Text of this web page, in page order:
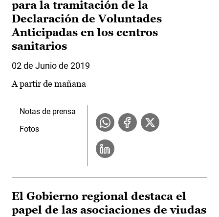
para la tramitación de la
Declaración de Voluntades
Anticipadas en los centros
sanitarios
02 de Junio de 2019
A partir de mañana
Notas de prensa
Fotos
El Gobierno regional destaca el
papel de las asociaciones de viudas